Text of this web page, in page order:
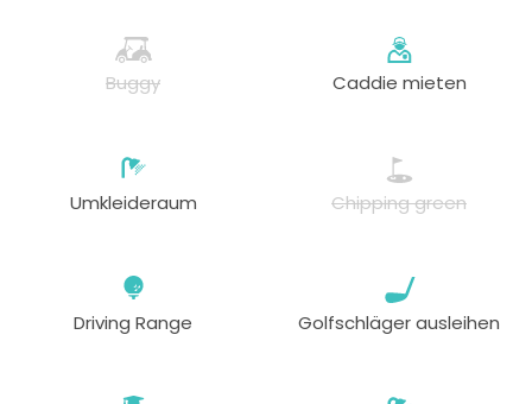
Buggy Caddie mieten
Umkleideraum Chipping green
Driving Range Golfschläger ausleihen